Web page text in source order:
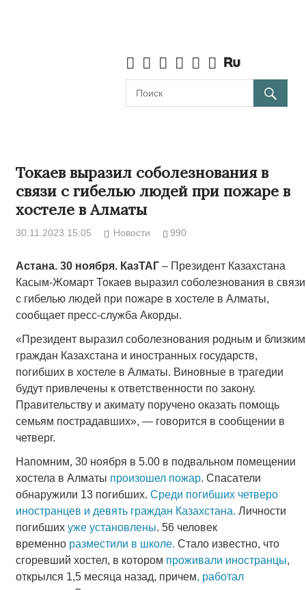
Токаев выразил соболезнования в
связи с гибелью людей при пожаре в
хостеле в Алматы
30.11.2023 15:05 Новости 990
Астана. 30 ноября. КазТАГ– Президент Казахстана
Касым-Жомарт Токаев выразил соболезнования в связи
с гибелью людей при пожаре в хостеле в Алматы,
сообщает пресс-служба Акорды.
«Президент выразил соболезнования родным и близким
граждан Казахстана и иностранных государств,
погибших в хостеле в Алматы. Виновные в трагедии
будут привлечены к ответственности по закону.
Правительству и акимату поручено оказать помощь
семьям пострадавших», — говорится в сообщении в
четверг.
Напомним, 30 ноября в 5.00 в подвальном помещении
хостела в Алматы произошел пожар. Спасатели
обнаружили 13 погибших. Среди погибших четверо
иностранцев и девять граждан Казахстана. Личности
погибших уже установлены. 56 человек
временно разместили в школе. Стало известно, что
сгоревший хостел, в котором проживали иностранцы,
открылся 1,5 месяца назад, причем, работал